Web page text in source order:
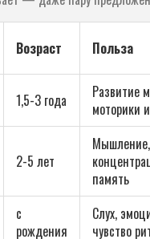
Возраст Польза
1,5-3 года
Развитие
моторики
2-5 лет
Мышление,
память
с
рождения
Слух,
чувство